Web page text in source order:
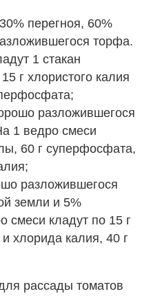
перегноя, 60%
торфа.
1 стакан
г хлористого калия
разложившегося
1 ведро смеси
60 г суперфосфата,
разложившегося
земли и 5%
смеси кладут по 15 г
хлорида калия, 40 г
рассады томатов